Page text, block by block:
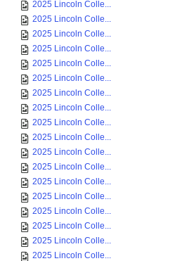
2025 Lincoln Colle...
2025 Lincoln Colle...
2025 Lincoln Colle...
2025 Lincoln Colle...
2025 Lincoln Colle...
2025 Lincoln Colle...
2025 Lincoln Colle...
2025 Lincoln Colle...
2025 Lincoln Colle...
2025 Lincoln Colle...
2025 Lincoln Colle...
2025 Lincoln Colle...
2025 Lincoln Colle...
2025 Lincoln Colle...
2025 Lincoln Colle...
2025 Lincoln Colle...
2025 Lincoln Colle...
2025 Lincoln Colle...